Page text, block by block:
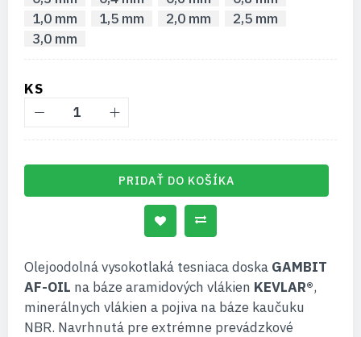
1,0 mm
1,5 mm 2,0 mm
2,5 mm
3,0 mm
KS
PRIDAŤ DO KOŠÍKA
Olejoodolná vysokotlaká tesniaca doska GAMBIT
AF-OIL na báze aramidových vlákien KEVLAR®,
minerálnych vlákien a pojiva na báze kaučuku
NBR. Navrhnutá pre extrémne prevádzkové